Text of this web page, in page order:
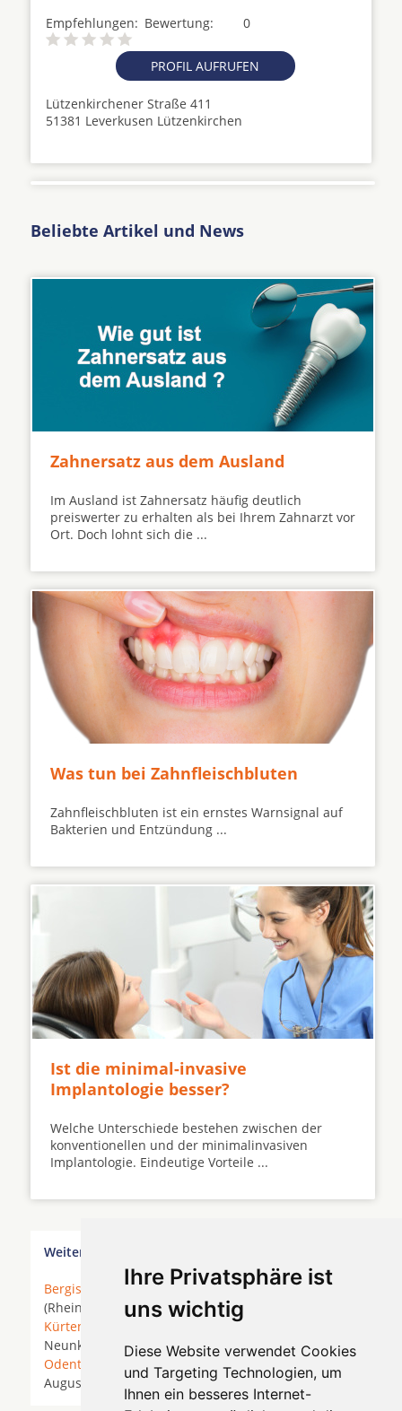
Ihre Privatsphäre ist
uns wichtig
Diese Website verwendet Cookies
und Targeting Technologien, um
Ihnen ein besseres Internet-
Empfehlungen: 0
Bewertung:
PROFIL AUFRUFEN
Lützenkirchener Straße 411
51381 Leverkusen Lützenkirchen
Beliebte Artikel und News
Zahnersatz aus dem Ausland
Im Ausland ist Zahnersatz häufig deutlich
preiswerter zu erhalten als bei Ihrem Zahnarzt vor
Ort. Doch lohnt sich die ...
Was tun bei Zahnfleischbluten
Zahnfleischbluten ist ein ernstes Warnsignal auf
Bakterien und Entzündung ...
Ist die minimal-invasive
Implantologie besser?
Welche Unterschiede bestehen zwischen der
konventionellen und der minimalinvasiven
Implantologie. Eindeutige Vorteile ...
Weitere Orte in der Nähe von Mettmann
Bergisch Gladbach* Bonn *Bornheim* Bornheim
(Rheinland) * Brühl (Rheinland) *
Kürten
* Lindlar *Lohmar
Neunkirchen-Seelscheid *Neuss*Niederkassel*
Odenthal
Overath * Pulheim * Rösrath
* Sankt
Augustin * Siegburg *Troisdorf*Wesseling*